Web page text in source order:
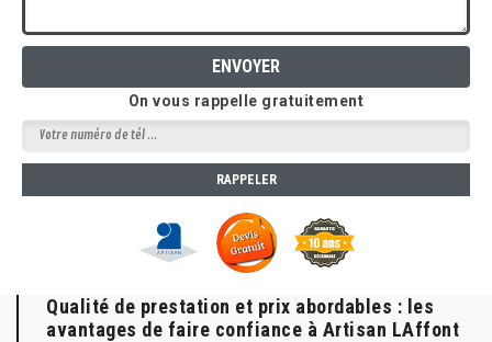
On vous rappelle gratuitement
Qualité de prestation et prix abordables : les
avantages de faire confiance à Artisan LAffont